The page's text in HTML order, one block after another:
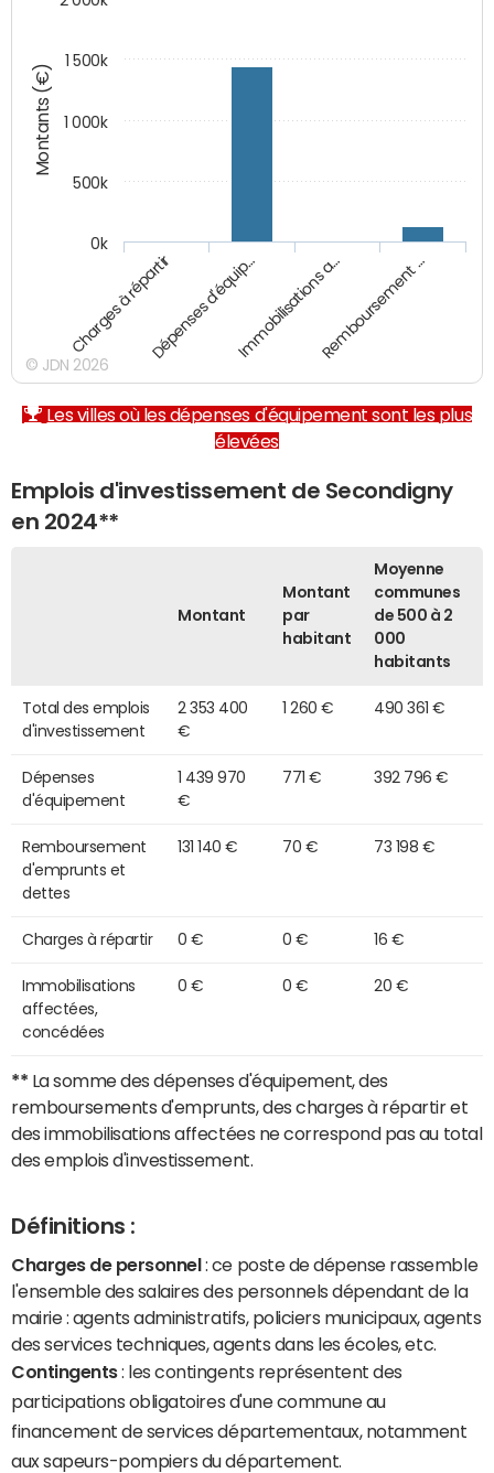
Montants (€)
Charges à répartirDépenses d'équip…Immobilisations a…Remboursement …
0k
500k
1 000k
1 500k
© JDN 2026
Les villes où les dépenses d'équipement sont les plus
élevées
Emplois d'investissement de Secondigny
en 2024**
Montant
Montant
par
habitant
Moyenne
communes
de 500 à 2
000
habitants
Total des emplois
d'investissement
2 353 400
€
1 260 € 490 361 €
Dépenses
d'équipement
1 439 970
€
771 € 392 796 €
Remboursement
d'emprunts et
dettes
131 140 € 70 € 73 198 €
Charges à répartir 0 € 0 € 16 €
Immobilisations
affectées,
concédées
0 € 0 € 20 €
** La somme des dépenses d'équipement, des
remboursements d'emprunts, des charges à répartir et
des immobilisations affectées ne correspond pas au total
des emplois d'investissement.
Définitions :
Charges de personnel : ce poste de dépense rassemble
l'ensemble des salaires des personnels dépendant de la
mairie : agents administratifs, policiers municipaux, agents
des services techniques, agents dans les écoles, etc.
Contingents: les contingents représentent des
participations obligatoires d'une commune au
financement de services départementaux, notamment
aux sapeurs-pompiers du département.